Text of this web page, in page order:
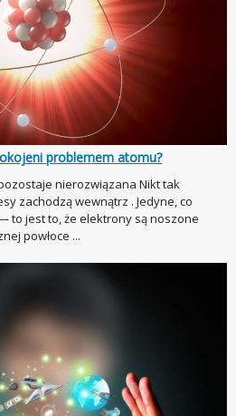
problemem atomu?
nierozwiązana Nikt tak
zachodzą wewnątrz . Jedyne, co
to jest to, że elektrony są noszone
powłoce ...